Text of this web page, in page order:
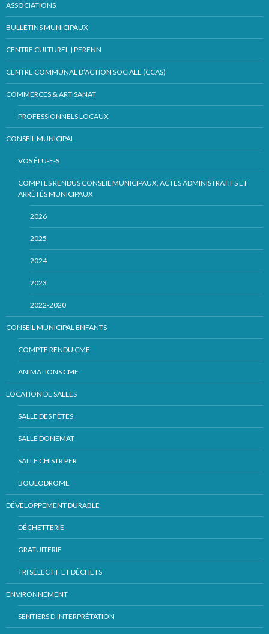
ASSOCIATIONS
BULLETINS MUNICIPAUX
CENTRE CULTUREL | PERENN
CENTRE COMMUNAL D’ACTION SOCIALE (CCAS)
COMMERCES & ARTISANAT
PROFESSIONNELS LOCAUX
CONSEIL MUNICIPAL
VOS ÉLU-E-S
COMPTES RENDUS CONSEIL MUNICIPAUX, ACTES ADMINISTRATIFS ET
ARRÊTÉS MUNICIPAUX
2026
2025
2024
2023
2022-2020
CONSEIL MUNICIPAL ENFANTS
COMPTE RENDU CME
ANIMATIONS CME
LOCATION DE SALLES
SALLE DES FÊTES
SALLE DONEMAT
SALLE CHISTR PER
BOULODROME
DÉVELOPPEMENT DURABLE
DÉCHETTERIE
GRATUITERIE
TRI SÉLECTIF ET DÉCHETS
ENVIRONNEMENT
SENTIERS D’INTERPRÉTATION